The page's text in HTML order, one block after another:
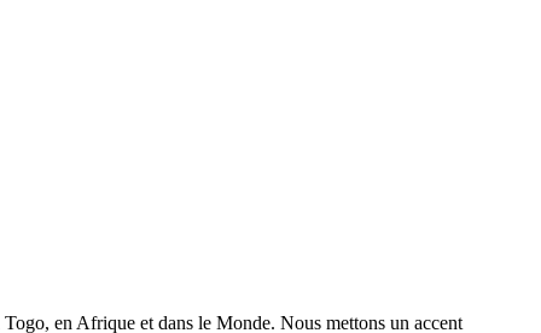
en Afrique et dans le Monde. Nous mettons un accent